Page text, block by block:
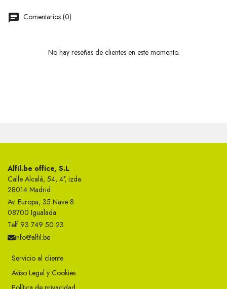
Comentarios (0)
No hay reseñas de clientes en este momento.
Alfil.be office, S.L
Calle Alcalá, 54, 4°, izda.
28014 Madrid
Av. Europa, 35 Nave 8
08700 Igualada
Telf 93 749 50 23
info@alfil.be
Servicio al cliente
Aviso Legal y Cookies